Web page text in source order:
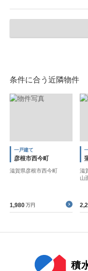
条件に合う近隣物件
一戸建て
彦根市西今町
滋賀県彦根市西今町
1,980 万円
滋
山
積